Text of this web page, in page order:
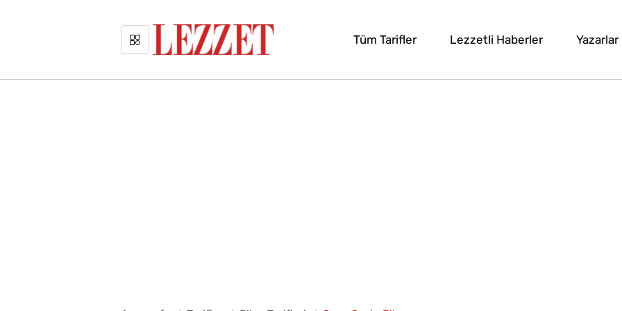
Tüm Tarifler Lezzetli Haberler Yazarlar